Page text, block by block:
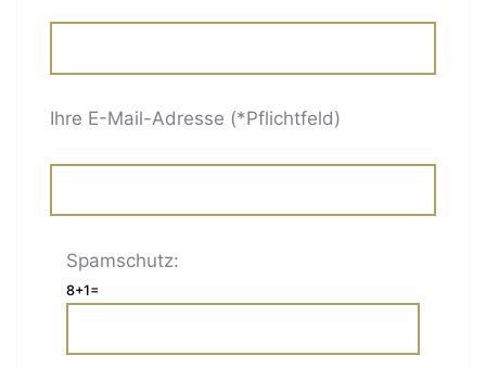
Ihre E-Mail-Adresse (*Pflichtfeld)
Spamschutz:
8+1=